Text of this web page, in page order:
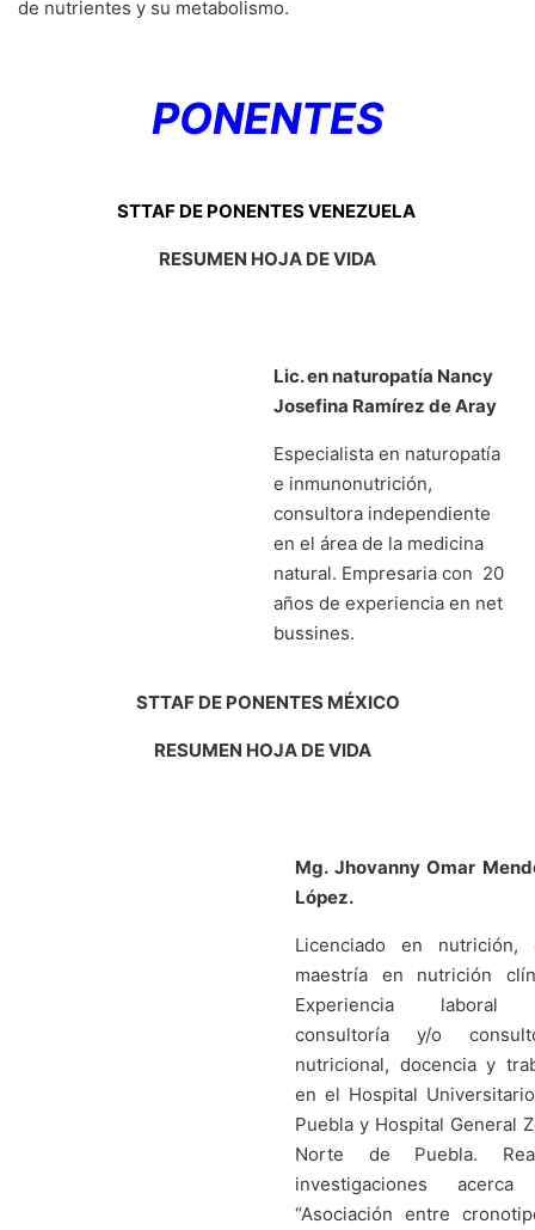
de nutrientes y su metabolismo.
PONENTES
STTAF DE PONENTES VENEZUELA
RESUMEN HOJA DE VIDA
Lic. en naturopatía Nancy
Josefina Ramírez de Aray
Especialista en naturopatía
e inmunonutrición,
consultora independiente
en el área de la medicina
natural. Empresaria con 20
años de experiencia en net
bussines.
STTAF DE PONENTES MÉXICO
RESUMEN HOJA DE VIDA
Mg. Jhovanny Omar
López.
Licenciado en nutrición,
maestría en nutrición
Experiencia laboral
consultoría y/o
nutricional, docencia y
en el Hospital
Puebla y Hospital General
Norte de Puebla.
investigaciones
“Asociación entre